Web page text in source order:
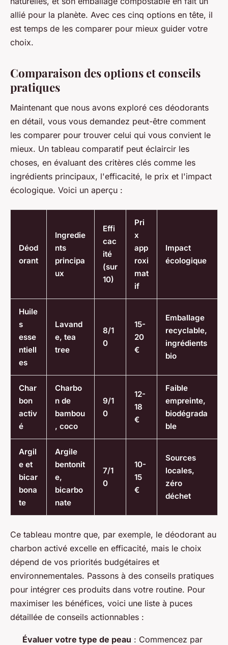
allié pour la planète. Avec ces cinq options en tête, il
est temps de les comparer pour mieux guider votre
choix.
Comparaison des options et conseils
pratiques
Maintenant que nous avons exploré ces déodorants
en détail, vous vous demandez peut-être comment
les comparer pour trouver celui qui vous convient le
mieux. Un tableau comparatif peut éclaircir les
choses, en évaluant des critères clés comme les
ingrédients principaux, l'efficacité, le prix et l'impact
écologique. Voici un aperçu :
Déod
orant
Ingredie
nts
principa
ux
Effi
cac
ité
(sur
10)
Pri
x
app
roxi
mat
if
Impact
écologique
Huile
s
esse
ntiell
es
Lavand
e, tea
tree
8/1
0
15-
20
€
Emballage
recyclable,
ingrédients
bio
Char
bon
activ
é
Charbo
n de
bambou
, coco
9/1
0
12-
18
€
Faible
empreinte,
biodégrada
ble
Argil
e et
bicar
bona
te
Argile
bentonit
e,
bicarbo
nate
7/1
0
10-
15
€
Sources
locales,
zéro
déchet
Ce tableau montre que, par exemple, le déodorant au
charbon activé excelle en efficacité, mais le choix
dépend de vos priorités budgétaires et
environnementales. Passons à des conseils pratiques
pour intégrer ces produits dans votre routine. Pour
maximiser les bénéfices, voici une liste à puces
détaillée de conseils actionnables :
Évaluer votre type de peau : Commencez par